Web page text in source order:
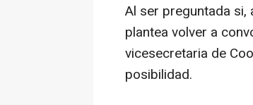
Al ser preguntada
plantea volver a
vicesecretaria de
posibilidad.